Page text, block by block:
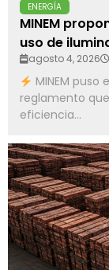
ENERGÍA
MINEM
uso de
agosto 4, 2026
MINEM
reglamento
eficiencia...